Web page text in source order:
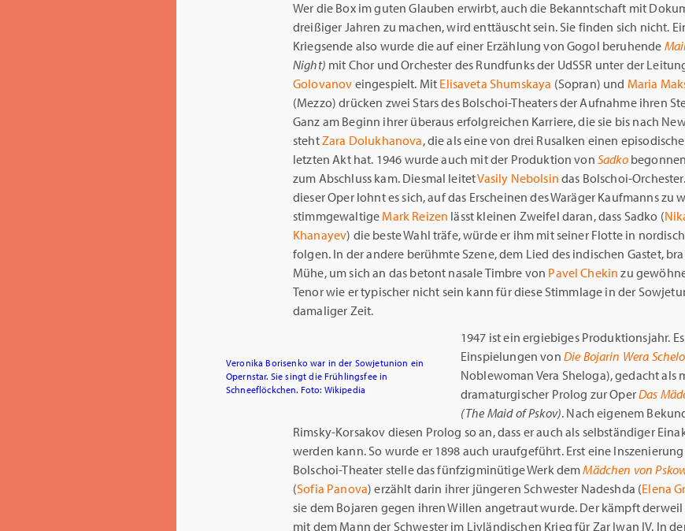
Wer die Box im guten Glauben erwirbt, auch die Bekanntschaft mit
dreißiger Jahren zu machen, wird enttäuscht sein. Sie finden sich nicht.
Kriegsende also wurde die auf einer Erzählung von Gogol beruhende
Night) mit Chor und Orchester des Rundfunks der UdSSR unter der
Golovanov eingespielt. Mit Elisaveta Shumskaya (Sopran) und Maria
(Mezzo) drücken zwei Stars des Bolschoi-Theaters der Aufnahme ihren
Ganz am Beginn ihrer überaus erfolgreichen Karriere, die sie bis nach
stehtZara Dolukhanova, die als eine von drei Rusalken einen
letzten Akt hat. 1946 wurde auch mit der Produktion von Sadko
zum Abschluss kam. Diesmal leitetVasily Nebolsin das Bolschoi-
dieser Oper lohnt es sich, auf das Erscheinen des Waräger Kaufmanns zu
stimmgewaltige Mark Reizen lässt kleinen Zweifel daran, dass Sadko (
Khanayev) die beste Wahl träfe, würde er ihm mit seiner Flotte in
folgen. In der andere berühmte Szene, dem Lied des indischen Gastet,
Mühe, um sich an das betont nasale Timbre von Pavel Chekin zu
Tenor wie er typischer nicht sein kann für diese Stimmlage in der
damaliger Zeit.
Veronika Borisenko war in der Sowjetunion ein
Opernstar. Sie singt die Frühlingsfee in
Schneeflöckchen. Foto: Wikipedia
1947 ist ein ergiebiges Produktionsjahr.
Einspielungen von Die Bojarin Wera
Noblewoman Vera Sheloga), gedacht als
dramaturgischer Prolog zur OperDas
(The Maid of Pskov). Nach eigenem
Rimsky-Korsakov diesen Prolog so an, dass er auch als selbständiger
werden kann. So wurde er 1898 auch uraufgeführt. Erst eine Inszenierung
Bolschoi-Theater stelle das fünfzigminütige Werk demMädchen von
(Sofia Panova) erzählt darin ihrer jüngeren Schwester Nadeshda (Elena
sie dem Bojaren gegen ihren Willen angetraut wurde. Der kämpft
mit dem Mann der Schwester im Livländischen Krieg für Zar Iwan IV. In